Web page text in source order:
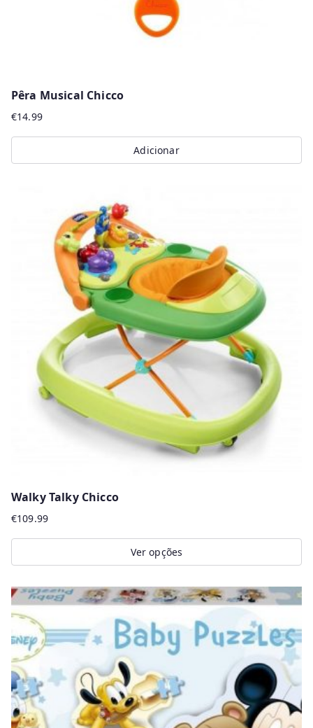
Pêra Musical Chicco
€14.99
Adicionar
Walky Talky Chicco
€109.99
Ver opções
product
has
multiple
variants.
The
options
may